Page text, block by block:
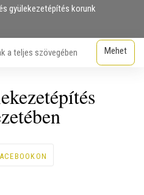
gyülekezetépítés korunk